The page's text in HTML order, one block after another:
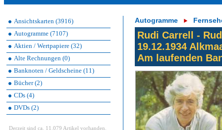
Ansichtskarten (3916)
Autogramme (7107)
Aktien / Wertpapiere (32)
Alte Rechnungen (0)
Banknoten / Geldscheine (11)
Bücher (2)
CDs (4)
DVDs (2)
Derzeit sind ca. 11.079 Artikel vorhanden.
Autogramme
Rudi Carrell -
19.12.1934
Am laufenden